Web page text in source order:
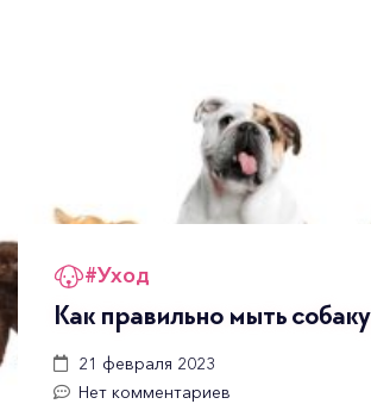
#Уход
Как правильно мыть собаку
21 февраля 2023
Нет комментариев